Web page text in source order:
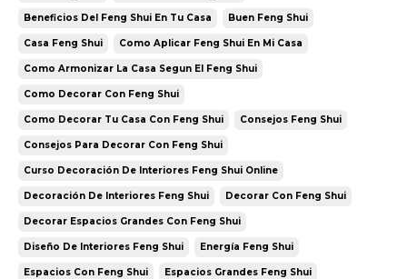
Beneficios Del Feng Shui En Tu Casa Buen Feng Shui
Casa Feng Shui Como Aplicar Feng Shui En Mi Casa
Como Armonizar La Casa Segun El Feng Shui
Como Decorar Con Feng Shui
Como Decorar Tu Casa Con Feng Shui Consejos Feng Shui
Consejos Para Decorar Con Feng Shui
Curso Decoración De Interiores Feng Shui Online
Decoración De Interiores Feng Shui Decorar Con Feng Shui
Decorar Espacios Grandes Con Feng Shui
Diseño De Interiores Feng Shui Energía Feng Shui
Espacios Con Feng Shui Espacios Grandes Feng Shui